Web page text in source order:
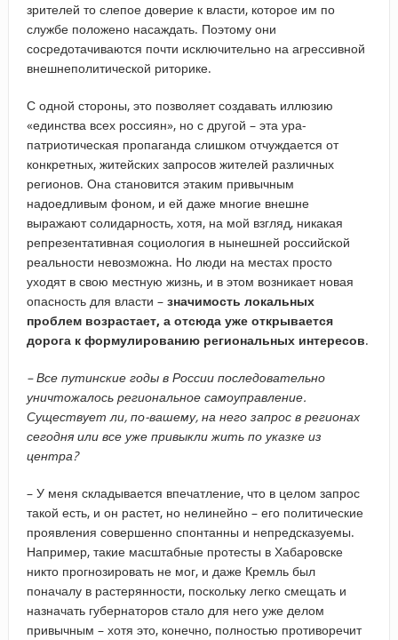
зрителей то слепое доверие к власти, которое им по
службе положено насаждать. Поэтому они
сосредотачиваются почти исключительно на агрессивной
внешнеполитической риторике.
С одной стороны, это позволяет создавать иллюзию
«единства всех россиян», но с другой – эта ура-
патриотическая пропаганда слишком отчуждается от
конкретных, житейских запросов жителей различных
регионов. Она становится этаким привычным
надоедливым фоном, и ей даже многие внешне
выражают солидарность, хотя, на мой взгляд, никакая
репрезентативная социология в нынешней российской
реальности невозможна. Но люди на местах просто
уходят в свою местную жизнь, и в этом возникает новая
опасность для власти – значимость локальных
проблем возрастает, а отсюда уже открывается
дорога к формулированию региональных интересов.
–​ Все путинские годы в России последовательно
уничтожалось региональное самоуправление.
Существует ли, по-вашему, на него запрос в регионах
сегодня или все уже привыкли жить по указке из
центра?
– У меня складывается впечатление, что в целом запрос
такой есть, и он растет, но нелинейно – его политические
проявления совершенно спонтанны и непредсказуемы.
Например, такие масштабные протесты в Хабаровске
никто прогнозировать не мог, и даже Кремль был
поначалу в растерянности, поскольку легко смещать и
назначать губернаторов стало для него уже делом
привычным – хотя это, конечно, полностью противоречит